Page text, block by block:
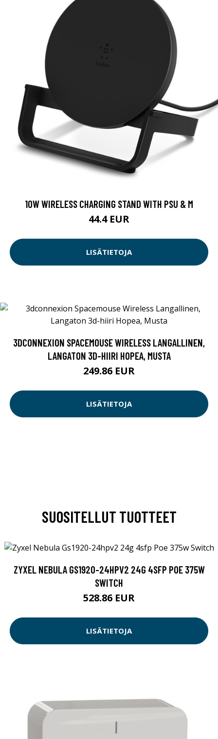
10W WIRELESS CHARGING STAND WITH PSU & M
44.4 EUR
LISÄTIETOJA
3DCONNEXION SPACEMOUSE WIRELESS LANGALLINEN,
LANGATON 3D-HIIRI HOPEA, MUSTA
249.86 EUR
LISÄTIETOJA
SUOSITELLUT TUOTTEET
ZYXEL NEBULA GS1920-24HPV2 24G 4SFP POE 375W
SWITCH
528.86 EUR
LISÄTIETOJA